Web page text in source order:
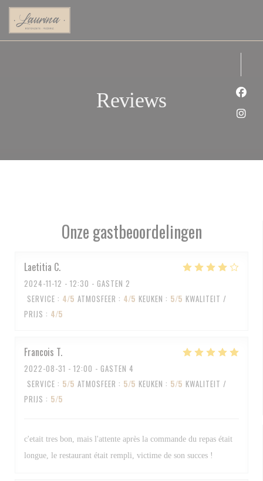
Cookies beheer paneel
Reviews
Onze gastbeoordelingen
Laetitia C
2024-11-12 - 12:30 - GASTEN 2
SERVICE : 4/5 ATMOSFEER : 4/5 KEUKEN : 5/5 KWALITEIT /
PRIJS : 4/5
Francois T
2022-08-31 - 12:00 - GASTEN 4
SERVICE : 5/5 ATMOSFEER : 5/5 KEUKEN : 5/5 KWALITEIT /
PRIJS : 5/5
c'etait tres bon, mais l'attente après la commande du repas était
longue, le restaurant était rempli, victime de son succes !